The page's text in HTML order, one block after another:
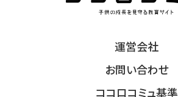
運営会社
お問い合わせ
ココロコミュ基準